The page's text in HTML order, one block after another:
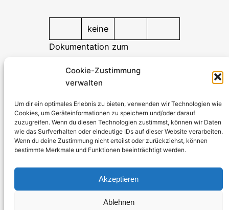
Cookie-Zustimmung
verwalten
Um dir ein optimales Erlebnis zu bieten, verwenden wir Technologien wie
Cookies, um Geräteinformationen zu speichern und/oder darauf
zuzugreifen. Wenn du diesen Technologien zustimmst, können wir Daten
wie das Surfverhalten oder eindeutige IDs auf dieser Website verarbeiten.
Wenn du deine Zustimmung nicht erteilst oder zurückziehst, können
bestimmte Merkmale und Funktionen beeinträchtigt werden.
Akzeptieren
Ablehnen
keine
Dokumentation zum
Kürtener Straße 13, D-51465 Bergisch Gladbach
Geschäftsführer: Andre Kandlin
Vertriebsbeauftragter: Michael Jochmann
info@stromerzeuger-discount.de